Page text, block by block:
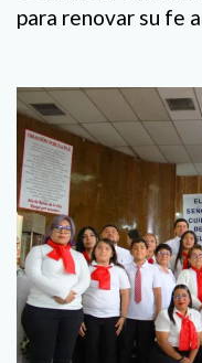
para renovar su fe